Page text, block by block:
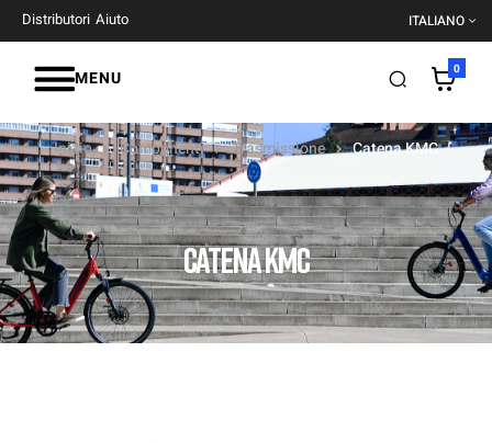
Distributori Aiuto ITALIANO
MENU 0
CATENA KMC
Inizio Componenti Trasmissione Catena KMC